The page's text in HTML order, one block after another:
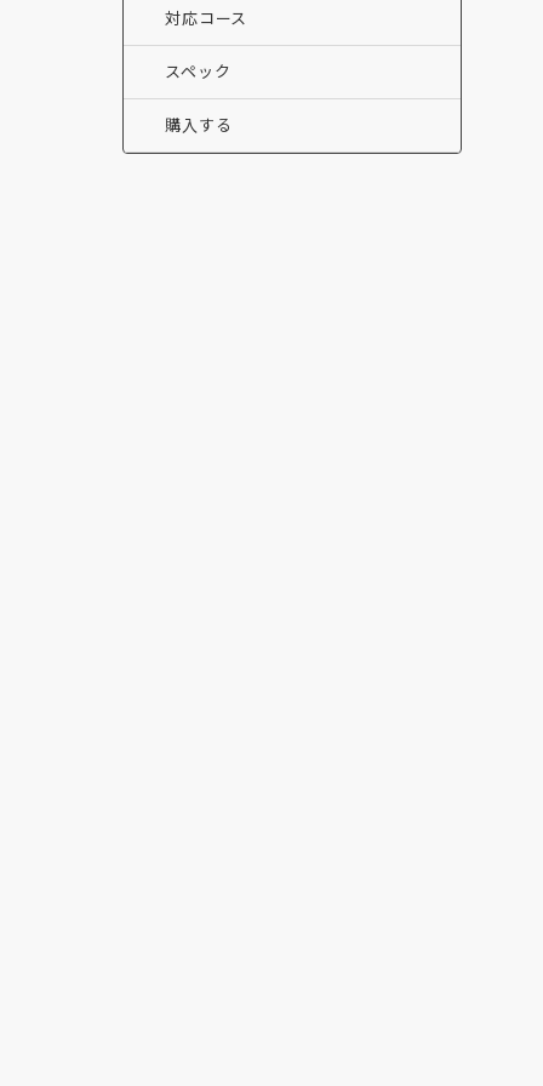
対応コース
スペック
購入する